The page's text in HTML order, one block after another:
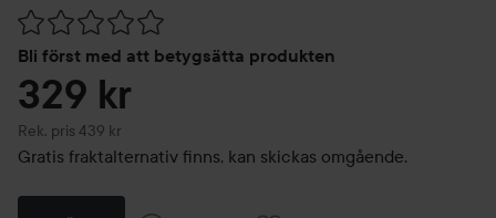
Bli först med att betygsätta produkten
Hoppa till Betyg & kommentarer
329 kr
Rek. pris 439 kr
Rekommenderat pris 439 kr
Gratis fraktalternativ finns, kan skickas omgående.